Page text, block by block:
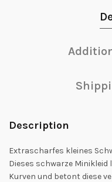
Description
Extrascharfes kleines
Dieses schwarze Minikleid
Kurven und betont diese